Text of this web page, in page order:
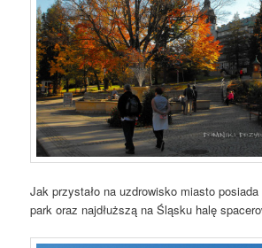
Jak przystało na uzdrowisko miasto
park oraz najdłuższą na Śląsku halę